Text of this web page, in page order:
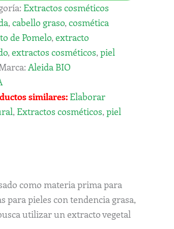
Extractos cosméticos
,cabello graso,cosmética
de Pomelo,extracto
,extractos cosméticos,piel
Aleida BIO
similares: Elaborar
, Extractos cosméticos,piel
como materia prima para
para pieles con tendencia grasa,
utilizar un extracto vegetal